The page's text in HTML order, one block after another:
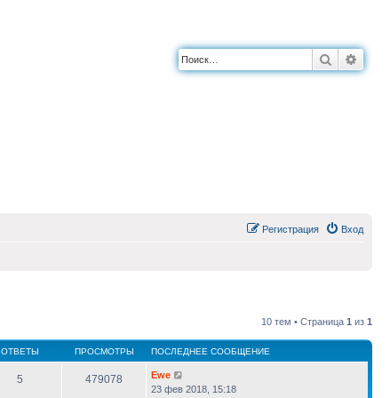
Поиск
Вход
Регистрация
10 тем • Страница 1 из 1
ОТВЕТЫ ПРОСМОТРЫ ПОСЛЕДНЕЕ СООБЩЕНИЕ
5 479078
Ewe
23 фев 2018, 15:18